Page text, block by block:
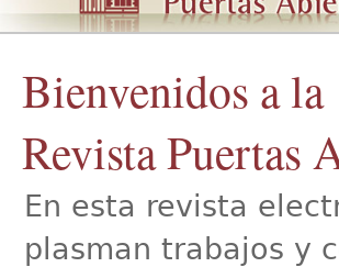
navegación
Bienvenidos a la
Revista Puertas
En esta revista
plasman trabajos y